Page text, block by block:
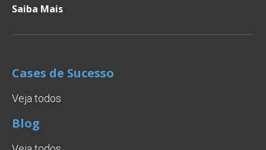
Saiba Mais
Cases de Sucesso
Veja todos
Blog